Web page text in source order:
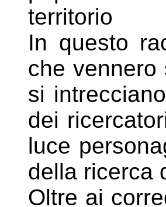
territorio
In questo
che vennero
si
dei
luce
della ricerca
Oltre ai